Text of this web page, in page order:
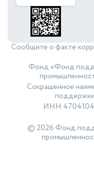
Сообщите о факте
Фонд «Фонд
Сокращенное
ИНН
© 2026 Фонд